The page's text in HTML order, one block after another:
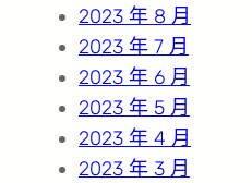
2023 年 8 月
2023 年 7 月
2023 年 6 月
2023 年 5 月
2023 年 4 月
2023 年 3 月